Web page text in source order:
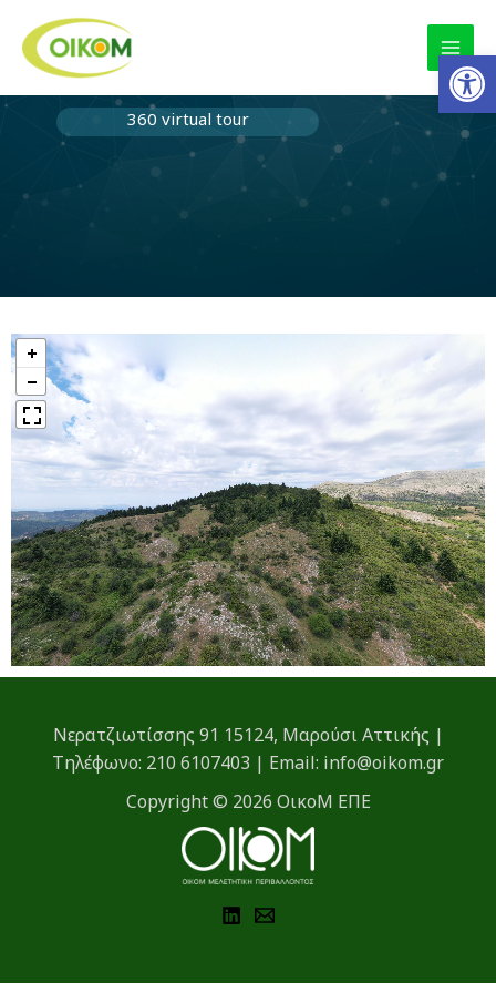
content
360 virtual tour
Νερατζιωτίσσης 91 15124, Μαρούσι Αττικής |
Τηλέφωνο: 210 6107403 | Email: info@oikom.gr
Copyright © 2026 ΟικοΜ ΕΠΕ